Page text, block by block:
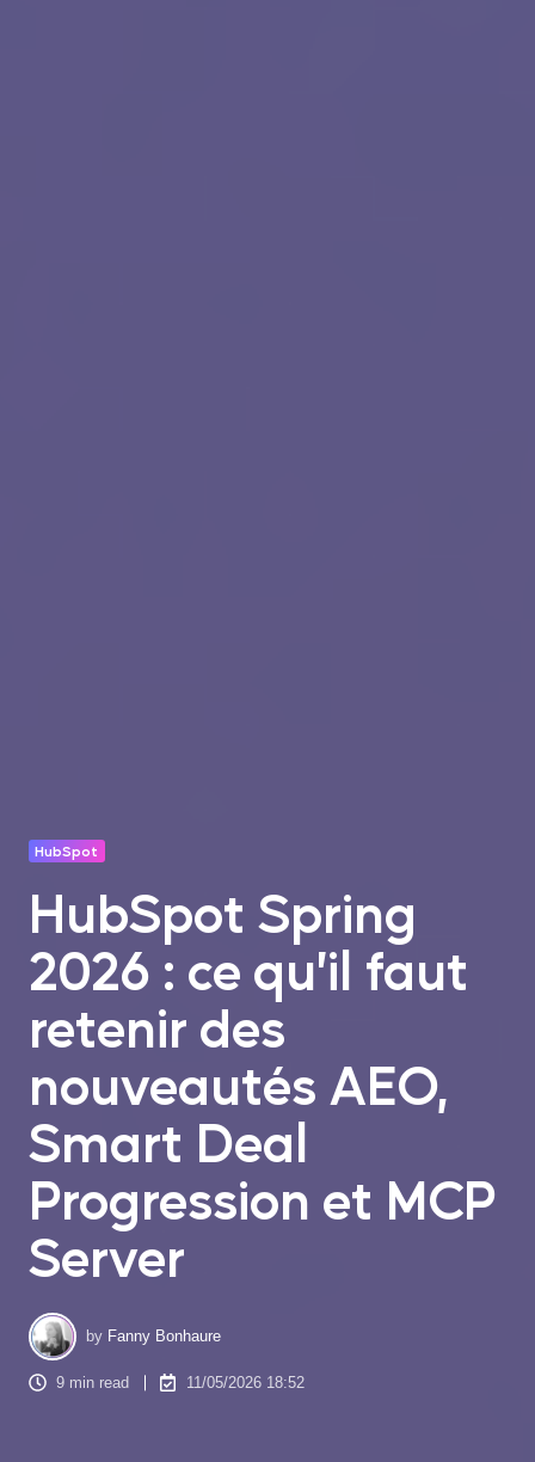
HubSpot
HubSpot Spring
2026 : ce qu’il faut
retenir des
nouveautés AEO,
Smart Deal
Progression et MCP
Server
by Fanny Bonhaure
9 min read 11/05/2026 18:52